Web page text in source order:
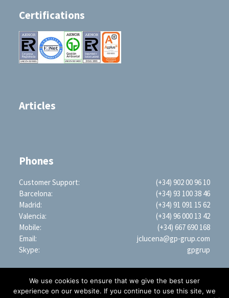
Certifications
Articles
Phones
Customer Support:
(+34) 902 00 96 10
Barcelona:
(+34) 93 100 38 46
Madrid:
(+34) 91 091 15 62
Valencia:
(+34) 96 000 13 42
Mobile:
(+34) 667 690 168
Email:
jclucena@gp-grup.com
Skype:
gpgrup
We use cookies to ensure that we give the best user
experience on our website. If you continue to use this site, we